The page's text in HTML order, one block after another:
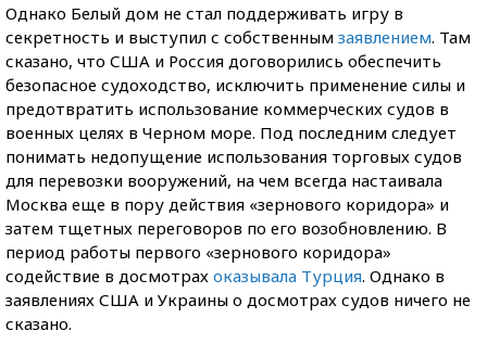
Однако Белый дом не стал поддерживать игру в
секретность и выступил с собственным заявлением. Там
сказано, что США и Россия договорились обеспечить
безопасное судоходство, исключить применение силы и
предотвратить использование коммерческих судов в
военных целях в Черном море. Под последним следует
понимать недопущение использования торговых судов
для перевозки вооружений, на чем всегда настаивала
Москва еще в пору действия «зернового коридора» и
затем тщетных переговоров по его возобновлению. В
период работы первого «зернового коридора»
содействие в досмотрах оказывала Турция. Однако в
заявлениях США и Украины о досмотрах судов ничего не
сказано.